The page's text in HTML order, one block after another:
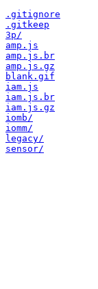
.gitignore
.gitkeep
3p/
amp.js
amp.js.br
amp.js.gz
blank.gif
iam.js
iam.js.br
iam.js.gz
iomb/
iomm/
legacy/
sensor/